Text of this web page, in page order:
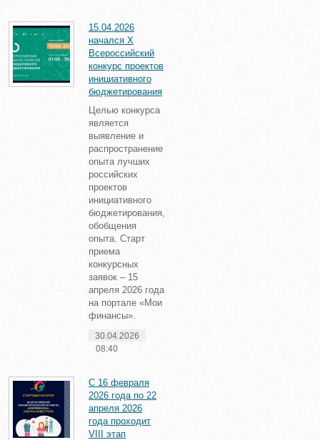
15.04.2026
начался X
Всероссийский
конкурс проектов
инициативного
бюджетирования
Целью конкурса
является
выявление и
распространение
опыта лучших
российских
проектов
инициативного
бюджетирования,
обобщения
опыта. Старт
приема
конкурсных
заявок – 15
апреля 2026 года
на портале «Мои
финансы».
30.04.2026
08:40
С 16 февраля
2026 года по 22
апреля 2026
года проходит
VIII этап